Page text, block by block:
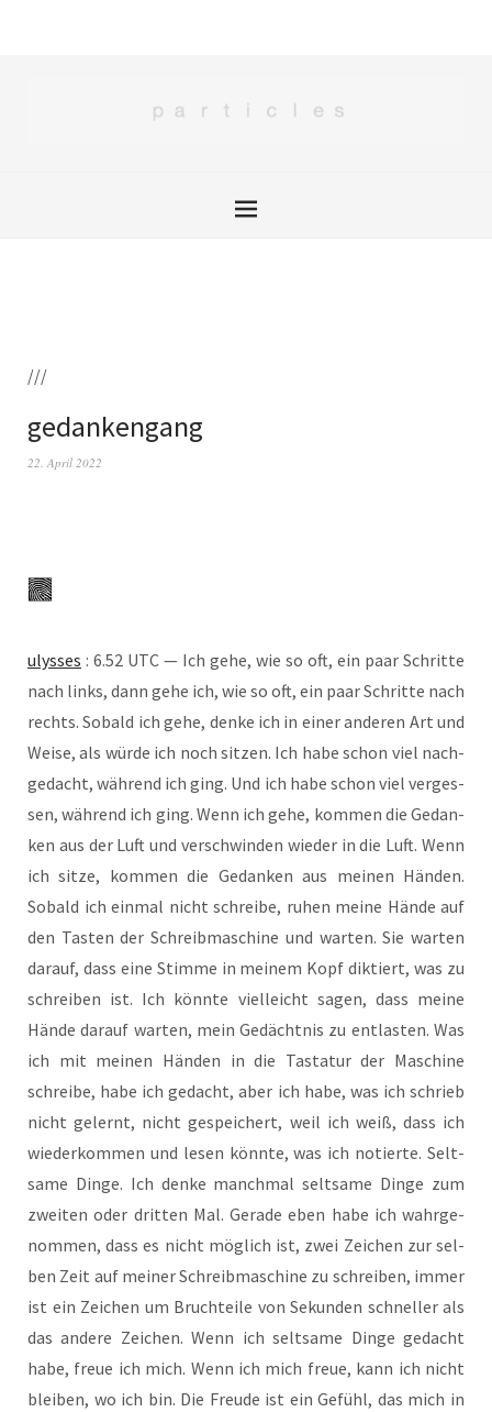
///
gedankengang
22. April 2022
ulys­ses : 6.52 UTC — Ich gehe, wie so oft, ein paar Schrit­te
nach links, dann gehe ich, wie so oft, ein paar Schrit­te nach
rechts. Sobald ich gehe, den­ke ich in einer ande­ren Art und
Wei­se, als wür­de ich noch sit­zen. Ich habe schon viel nach­
ge­dacht, wäh­rend ich ging. Und ich habe schon viel ver­ges­
sen, wäh­rend ich ging. Wenn ich gehe, kom­men die Gedan­
ken aus der Luft und ver­schwin­den wie­der in die Luft. Wenn
ich sit­ze, kom­men die Gedan­ken aus mei­nen Hän­den.
Sobald ich ein­mal nicht schrei­be, ruhen mei­ne Hän­de auf
den Tas­ten der Schreib­ma­schi­ne und war­ten. Sie war­ten
dar­auf, dass eine Stim­me in mei­nem Kopf dik­tiert, was zu
schrei­ben ist. Ich könn­te viel­leicht sagen, dass mei­ne
Hän­de dar­auf war­ten, mein Gedächt­nis zu ent­las­ten. Was
ich mit mei­nen Hän­den in die Tas­ta­tur der Maschi­ne
schrei­be, habe ich gedacht, aber ich habe, was ich schrieb
nicht gelernt, nicht gespei­chert, weil ich weiß, dass ich
wie­der­kom­men und lesen könn­te, was ich notier­te. Selt­
sa­me Din­ge. Ich den­ke manch­mal selt­sa­me Din­ge zum
zwei­ten oder drit­ten Mal. Gera­de eben habe ich wahr­ge­
nom­men, dass es nicht mög­lich ist, zwei Zei­chen zur sel­
ben Zeit auf mei­ner Schreib­ma­schi­ne zu schrei­ben, immer
ist ein Zei­chen um Bruch­tei­le von Sekun­den schnel­ler als
das ande­re Zei­chen. Wenn ich selt­sa­me Din­ge gedacht
habe, freue ich mich. Wenn ich mich freue, kann ich nicht
blei­ben, wo ich bin. Die Freu­de ist ein Gefühl, das mich in